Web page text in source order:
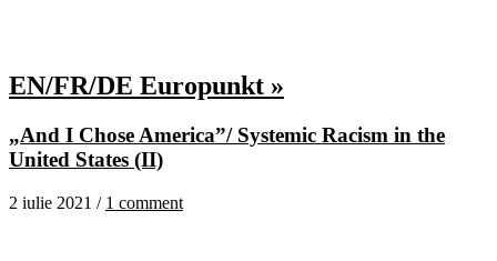
EN/FR/DE Europunkt »
„And I Chose America”/ Systemic Racism in the
United States (II)
2 iulie 2021 / 1 comment